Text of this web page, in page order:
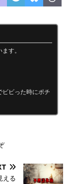
す。
ビった時にポチ
える